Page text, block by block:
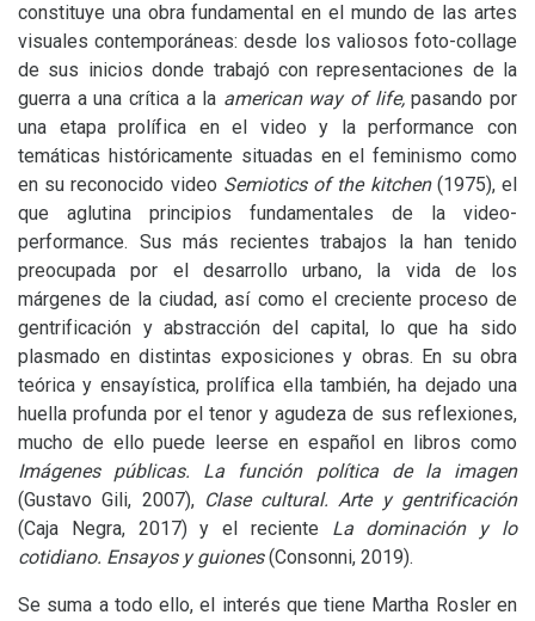
constituye una obra fundamental en el mundo de las artes
visuales contemporáneas: desde los valiosos foto-collage
de sus inicios donde trabajó con representaciones de la
guerra a una crítica a la american way of life,pasando por
una etapa prolífica en el video y la performance con
temáticas históricamente situadas en el feminismo como
en su reconocido video Semiotics of the kitchen (1975), el
que aglutina principios fundamentales de la video-
performance. Sus más recientes trabajos la han tenido
preocupada por el desarrollo urbano, la vida de los
márgenes de la ciudad, así como el creciente proceso de
gentrificación y abstracción del capital, lo que ha sido
plasmado en distintas exposiciones y obras. En su obra
teórica y ensayística, prolífica ella también, ha dejado una
huella profunda por el tenor y agudeza de sus reflexiones,
mucho de ello puede leerse en español en libros como
Imágenes públicas.
La función política de la imagen
(Gustavo Gili, 2007), Clase cultural. Arte y gentrificación
(Caja Negra, 2017) y el reciente La dominación y lo
cotidiano. Ensayos y guiones(Consonni, 2019).
Se suma a todo ello, el interés que tiene Martha Rosler en